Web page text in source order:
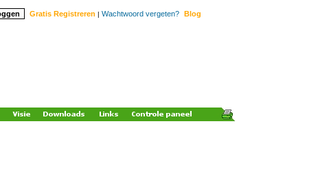
Gratis Registreren | Wachtwoord vergeten? Blog